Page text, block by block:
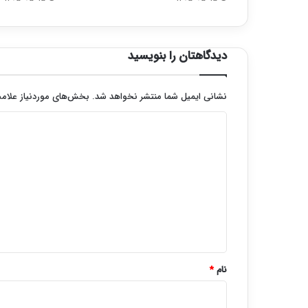
دیدگاهتان را بنویسید
نشانی ایمیل شما منتشر نخواهد شد. بخش‌های موردنیاز
نام*